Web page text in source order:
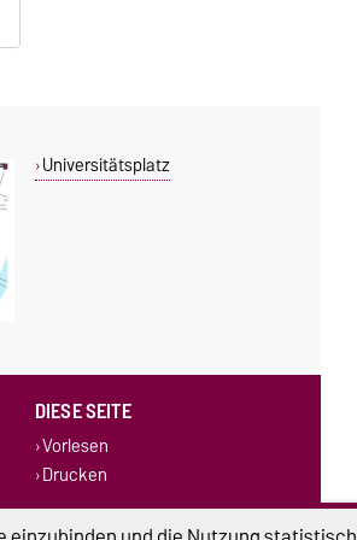
Universitätsplatz
DIESE SEITE
Vorlesen
Drucken